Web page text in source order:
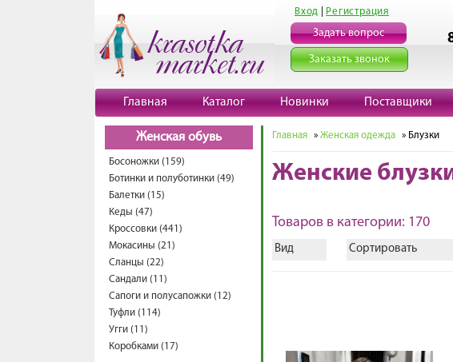
Вход Регистрация
Задать вопрос
Заказать звонок
Главная Каталог Новинки Поставщики
Женская обувь
Босоножки (159)
Ботинки и полуботинки (49)
Балетки (15)
Кеды (47)
Кроссовки (441)
Мокасины (21)
Сланцы (22)
Сандали (11)
Сапоги и полусапожки (12)
Туфли (114)
Угги (11)
Коробками (17)
Главная » Женская одежда » Блузки
Женские
Товаров в категории: 170
Вид Сортировать